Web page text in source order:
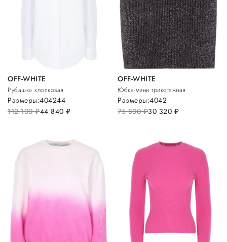
OFF-WHITE
Рубашка хлопковая
112 100руб.44 840 руб.
Размеры:404244
OFF-WHITE
Юбка-мини трикотажная
75 800руб.30 320 руб.
Размеры:4042